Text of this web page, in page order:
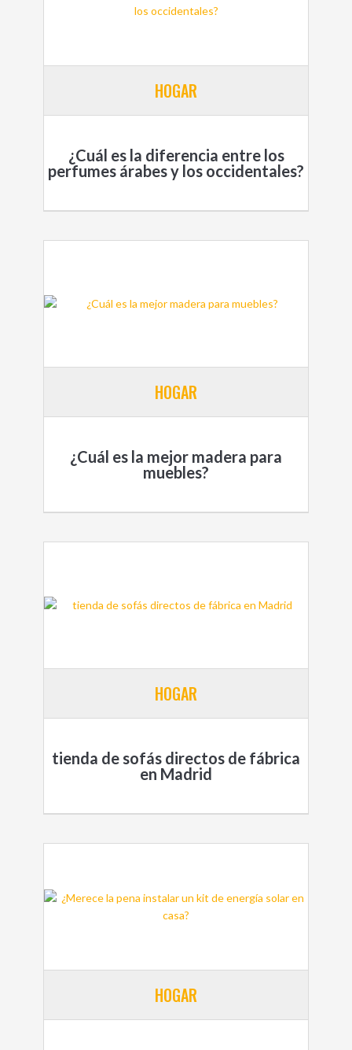
HOGAR
¿Cuál es la diferencia entre los
perfumes árabes y los occidentales?
HOGAR
¿Cuál es la mejor madera para
muebles?
HOGAR
tienda de sofás directos de fábrica
en Madrid
HOGAR